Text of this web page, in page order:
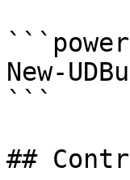
New-
```
##